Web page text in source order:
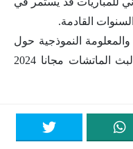
القادمة.
النموذجية حول
موقع العمدة سبورت elomda sport لبث الماتشات مجانا 2024